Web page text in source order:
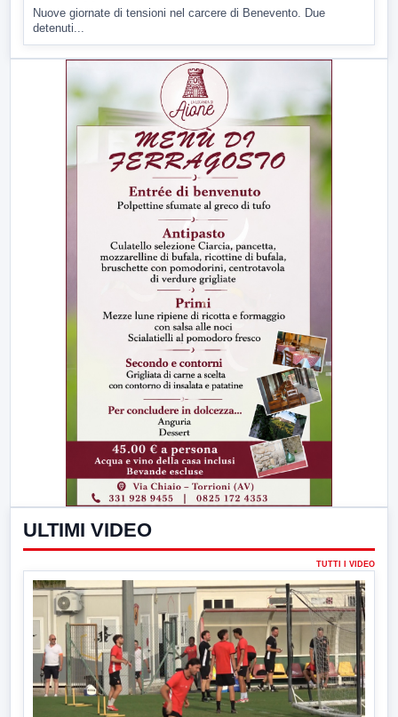
Nuove giornate di tensioni nel carcere di Benevento. Due
detenuti...
ULTIMI VIDEO
TUTTI I VIDEO